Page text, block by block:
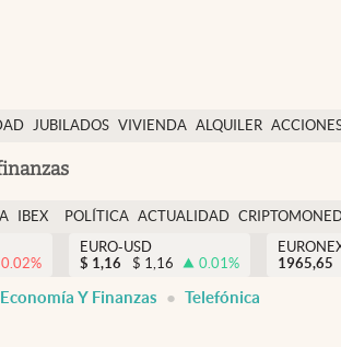
JUBILADOS VIVIENDA ALQUILER
USA
Colombia
IBEX
EURO
POLÍTICA ACTUALIDAD
%
EURO-USD
$ 1,16 $ 1,16 0.01%
1965,65
Economía Y Finanzas Telefónica